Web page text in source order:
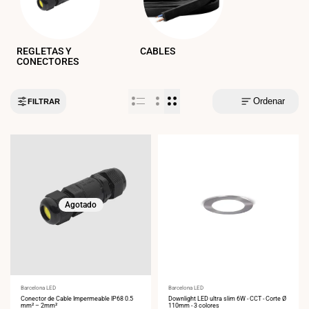
REGLETAS Y
CONECTORES
CABLES
FILTRAR Ordenar
Agotado
Proveedor:
Barcelona LED
Conector de Cable Impermeable IP68 0.5
mm² – 2mm²
Proveedor:
Barcelona LED
Downlight LED ultra slim 6W - CCT - Corte Ø
110mm - 3 colores